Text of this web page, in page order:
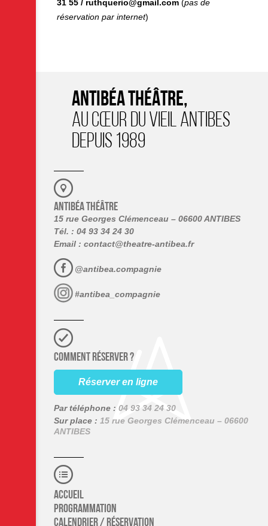
31 55 / ruthquerio@gmail.com (pas de
réservation par internet)
ANTIBÉA THÉÂTRE,
AU CŒUR DU VIEIL ANTIBES
DEPUIS 1989
ANTIBÉA THÉÂTRE
15 rue Georges Clémenceau – 06600 ANTIBES
Tél. : 04 93 34 24 30
Email : contact@theatre-antibea.fr
@antibea.compagnie
#antibea_compagnie
COMMENT RÉSERVER ?
Réserver en ligne
Par téléphone : 04 93 34 24 30
Sur place : 15 rue Georges Clémenceau – 06600
ANTIBES
Accueil
Programmation
Calendrier / Réservation